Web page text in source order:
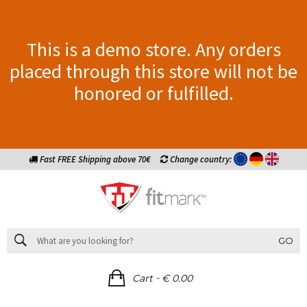
This is a demo store. Any orders
placed through this store will not be
honored or fulfilled.
Fast FREE Shipping above 70€ Change country:
GO
Cart- € 0.00